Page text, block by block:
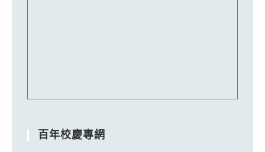
百年校慶專網